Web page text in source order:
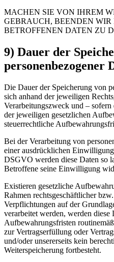
MACHEN SIE VON IHREM
GEBRAUCH, BEENDEN
BETROFFENEN DATEN ZU
9) Dauer der
personenbezogener
Die Dauer der Speicherung von
sich anhand der jeweiligen
Verarbeitungszweck und –
der jeweiligen gesetzlichen
steuerrechtliche
Bei der Verarbeitung von
einer ausdrücklichen
DSGVO werden diese Daten so
Betroffene seine Einwilligung
Existieren gesetzliche
Rahmen rechtsgeschäftlicher
Verpflichtungen auf der
verarbeitet werden, werden diese
Aufbewahrungsfristen
zur Vertragserfüllung oder
und/oder unsererseits kein
Weiterspeicherung fortbesteht.